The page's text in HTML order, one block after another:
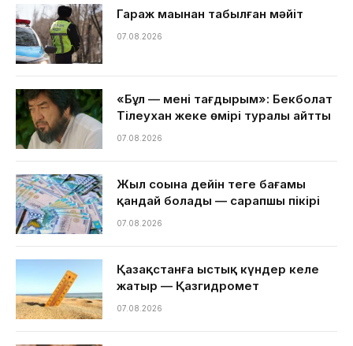
Гараж маңынан табылған мәйіт
07.08.2026
«Бұл — менің тағдырым»: Бекболат
Тілеухан жеке өмірі туралы айтты
07.08.2026
Жыл соңына дейін теңге бағамы
қандай болады — сарапшы пікірі
07.08.2026
Қазақстанға ыстық күндер келе
жатыр — Қазгидромет
07.08.2026